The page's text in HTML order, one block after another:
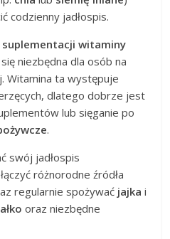
codzienny jadłospis.
suplementacji witaminy
niezbędna dla osób na
Witamina ta występuje
dlatego dobrze jest
lub sięganie po
.
swój jadłospis
różnorodne źródła
regularnie spożywać jajka i
oraz niezbędne